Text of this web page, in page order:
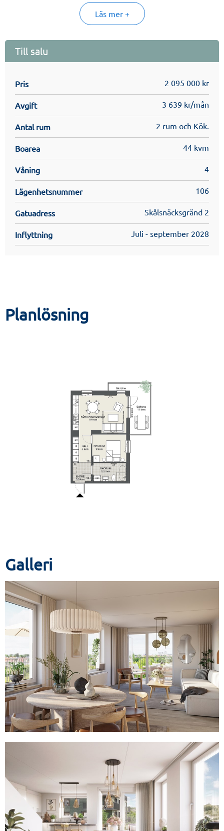
den härliga hörnbalkongen ger en bra känsla av rymd.
Sovrummet är i bra storlek.
I föreningen kommer det bland annat finnas garage och
Se på lägenhetsritningen för mer utförlig information om
lägenheten. Läs gärna mer i säljbroschyren och
inredningskatalogen för mer detaljer. Dessa finns under
Läs mer +
Till salu
Pris 2 095 000 kr
Avgift 3 639 kr/mån
Antal rum 2 rum och Kök.
Boarea 44 kvm
Våning 4
Lägenhetsnummer 106
Gatuadress Skålsnäcksgränd 2
Inflyttning Juli - september 2028
Planlösning
Galleri